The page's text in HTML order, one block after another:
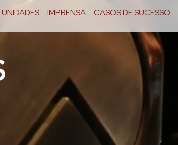
UNIDADES IMPRENSA CASOS DE SUCESSO